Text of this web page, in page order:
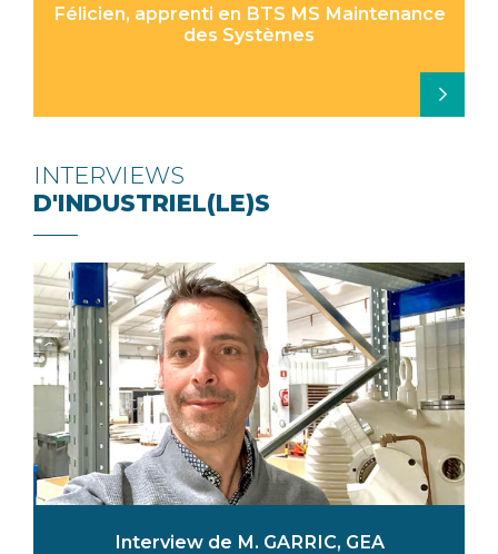
Félicien, apprenti en BTS MS Maintenance
des Systèmes
INTERVIEWS
D'INDUSTRIEL(LE)S
Interview de M. GARRIC, GEA